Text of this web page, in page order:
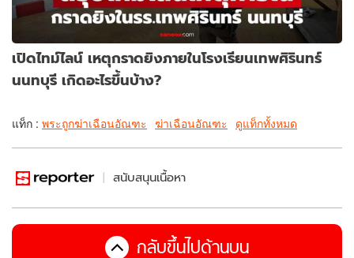
เปิดไทม์ไลน์ เหตุกราดยิงภายในโรงเรียนเทพศิรินทร์
นนทบุรี เกิดอะไรขึ้นบ้าง?
แท็ก : พระถูกฆ่าเฉือนอัณฑะ ฆ่าเฉือนอัณฑะ ดูแท็กทั้งหมด
สนับสนุนเนื้อหา
กลับขึ้นไปด้านบน